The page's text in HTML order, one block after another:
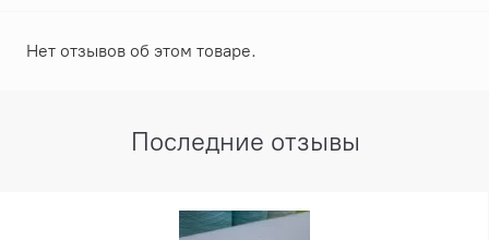
Нет отзывов об этом товаре.
Последние отзывы